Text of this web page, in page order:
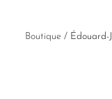
Boutique / Édouard-